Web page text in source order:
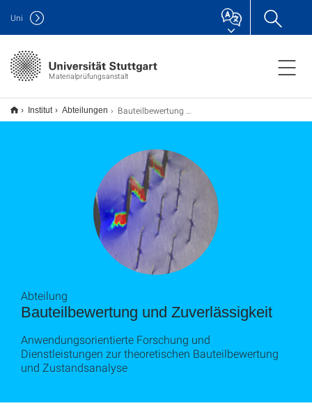
Materialprüfungsanstalt
Uni
Institut Abteilungen Bauteilbewertung und Zuverlässigkeit
Bauteilbewertung und Zuverlässigkeit
Abteilung
Anwendungsorientierte Forschung und
Dienstleistungen zur theoretischen Bauteilbewertung
und Zustandsanalyse